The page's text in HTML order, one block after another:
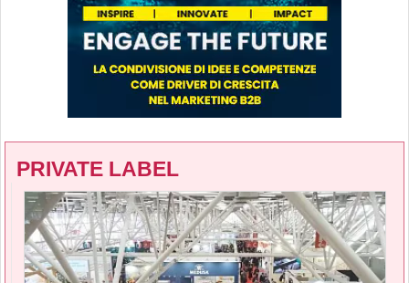
PRIVATE LABEL